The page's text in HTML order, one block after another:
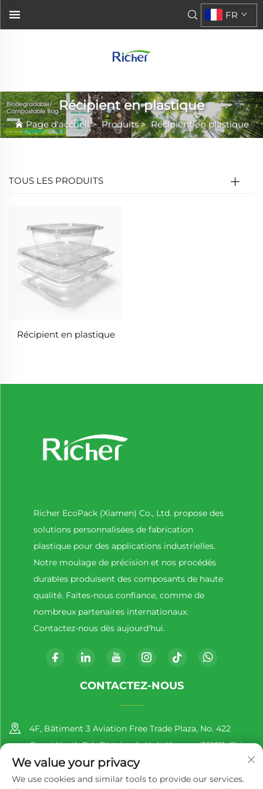
FR
Récipient en plastique
Page d'accueil>Produits>Récipient en plastique
TOUS LES PRODUITS
Récipient en plastique
Richer EcoPack (Xiamen) Co., Ltd. propose des
solutions personnalisées de fabrication
plastique pour des applications industrielles.
Notre moulage de précision et nos procédés
durables produisent des composants de haute
qualité. Faites-nous confiance, comme de
nombreux partenaires internationaux.
Contactez-nous dès aujourd'hui.
CONTACTEZ-NOUS
4F, Bâtiment 3 Aviation Free Trade Plaza, No. 422
Gaoqi North Rd., District de Huli, Xiamen, 361011, Chine
+86-13860188777
We value your privacy
We use cookies and similar tools to provide our services.